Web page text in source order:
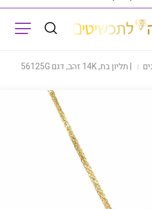
|תליון בת, 14K זהב, דגם P277-256125G